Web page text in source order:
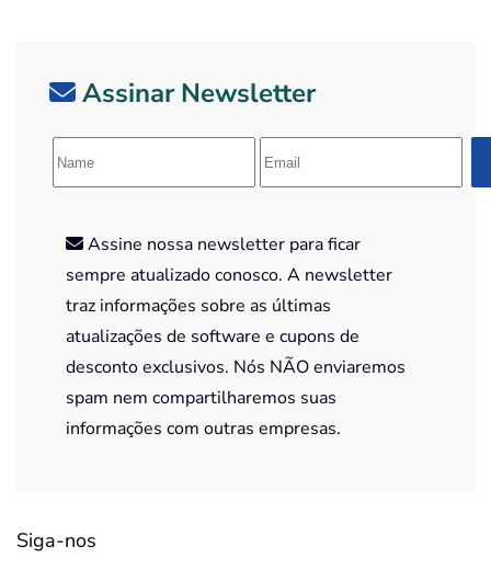
Assinar Newsletter
Assine nossa newsletter para ficar
sempre atualizado conosco. A newsletter
traz informações sobre as últimas
atualizações de software e cupons de
desconto exclusivos. Nós NÃO enviaremos
spam nem compartilharemos suas
informações com outras empresas.
Siga-nos